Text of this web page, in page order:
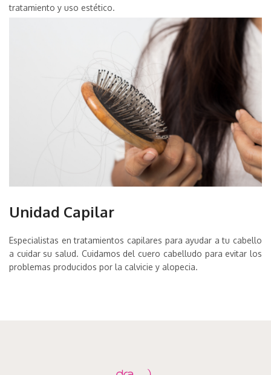
tratamiento y uso estético.
Unidad Capilar
Especialistas en tratamientos capilares para ayudar a tu cabello
a cuidar su salud. Cuidamos del cuero cabelludo para evitar los
problemas producidos por la calvicie y alopecia.